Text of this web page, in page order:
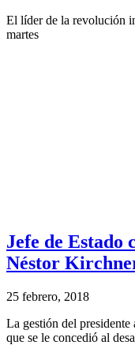
El líder de la revolución
martes
Jefe de Estado
Néstor
25 febrero, 2018
La gestión del
que se le concedió al